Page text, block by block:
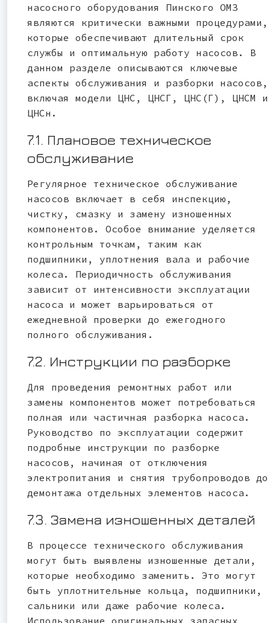
насосного оборудования Пинского ОМЗ
являются критически важными процедурами,
которые обеспечивают длительный срок
службы и оптимальную работу насосов. В
данном разделе описываются ключевые
аспекты обслуживания и разборки насосов,
включая модели ЦНС, ЦНСГ, ЦНС(Г), ЦНСМ и
ЦНСн.
7.1. Плановое техническое
обслуживание
Регулярное техническое обслуживание
насосов включает в себя инспекцию,
чистку, смазку и замену изношенных
компонентов. Особое внимание уделяется
контрольным точкам, таким как
подшипники, уплотнения вала и рабочие
колеса. Периодичность обслуживания
зависит от интенсивности эксплуатации
насоса и может варьироваться от
ежедневной проверки до ежегодного
полного обслуживания.
7.2. Инструкции по разборке
Для проведения ремонтных работ или
замены компонентов может потребоваться
полная или частичная разборка насоса.
Руководство по эксплуатации содержит
подробные инструкции по разборке
насосов, начиная от отключения
электропитания и снятия трубопроводов до
демонтажа отдельных элементов насоса.
7.3. Замена изношенных деталей
В процессе технического обслуживания
могут быть выявлены изношенные детали,
которые необходимо заменить. Это могут
быть уплотнительные кольца, подшипники,
сальники или даже рабочие колеса.
Использование оригинальных запасных